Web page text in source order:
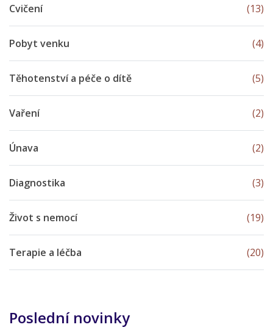
Cvičení (13)
Pobyt venku (4)
Těhotenství a péče o dítě (5)
Vaření (2)
Únava (2)
Diagnostika (3)
Život s nemocí (19)
Terapie a léčba (20)
Poslední novinky